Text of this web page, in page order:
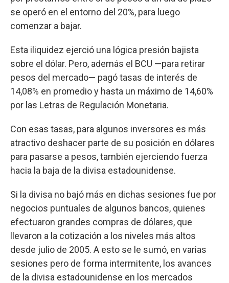
se operó en el entorno del 20%, para luego
comenzar a bajar.
Esta iliquidez ejerció una lógica presión bajista
sobre el dólar. Pero, además el BCU —para retirar
pesos del mercado— pagó tasas de interés de
14,08% en promedio y hasta un máximo de 14,60%
por las Letras de Regulación Monetaria.
Con esas tasas, para algunos inversores es más
atractivo deshacer parte de su posición en dólares
para pasarse a pesos, también ejerciendo fuerza
hacia la baja de la divisa estadounidense.
Si la divisa no bajó más en dichas sesiones fue por
negocios puntuales de algunos bancos, quienes
efectuaron grandes compras de dólares, que
llevaron a la cotización a los niveles más altos
desde julio de 2005. A esto se le sumó, en varias
sesiones pero de forma intermitente, los avances
de la divisa estadounidense en los mercados